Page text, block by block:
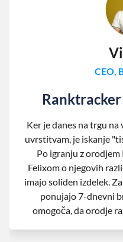
CEO,
Ker je danes na trgu
uvrstitvam, je iskanje
Po igranju z
Felixom o njegovih
imajo soliden izdelek.
ponujajo 7-dnevni
omogoča, da orodje